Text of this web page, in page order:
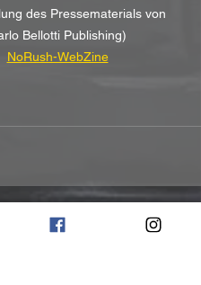
des Pressematerials von
Bellotti Publishing)
NoRush-WebZine
Alle ansehen